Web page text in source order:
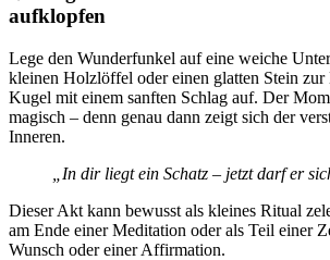
aufklopfen
Lege den Wunderfunkel auf eine weiche
kleinen Holzlöffel oder einen glatten Stein
Kugel mit einem sanften Schlag auf. Der
magisch – denn genau dann zeigt sich der
Inneren.
„In dir liegt ein Schatz – jetzt darf er
Dieser Akt kann bewusst als kleines Ritual
am Ende einer Meditation oder als Teil einer
Wunsch oder einer Affirmation.